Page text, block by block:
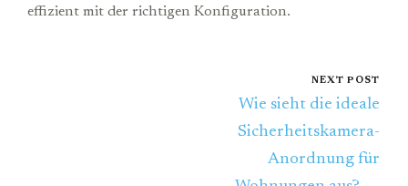
effizient mit der richtigen Konfiguration.
NEXT POST
Wie sieht die ideale
Sicherheitskamera-
Anordnung für